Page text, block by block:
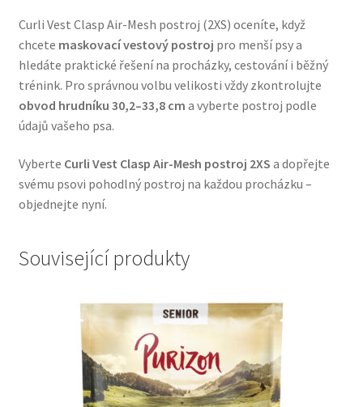
Curli Vest Clasp Air-Mesh postroj (2XS) oceníte, když
chcete maskovací vestový postroj pro menší psy a
hledáte praktické řešení na procházky, cestování i běžný
trénink. Pro správnou volbu velikosti vždy zkontrolujte
obvod hrudníku 30,2–33,8 cm a vyberte postroj podle
údajů vašeho psa.
Vyberte Curli Vest Clasp Air-Mesh postroj 2XS a dopřejte
svému psovi pohodlný postroj na každou procházku –
objednejte nyní.
Související produkty